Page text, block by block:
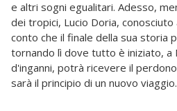
sarà il principio di un nuovo viaggio.